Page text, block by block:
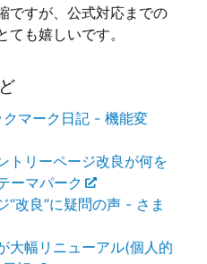
ですが、公式対応までの
も嬉しいです。
マーク日記 - 機能変
トリーページ改良が何を
ーマパーク
“改良”に疑問の声 - さま
大幅リニューアル(個人的